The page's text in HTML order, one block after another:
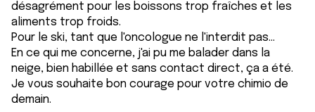
désagrément pour les boissons trop fraîches et les
aliments trop froids.
Pour le ski, tant que l'oncologue ne l'interdit pas...
En ce qui me concerne, j'ai pu me balader dans la
neige, bien habillée et sans contact direct, ça a été.
Je vous souhaite bon courage pour votre chimio de
demain.